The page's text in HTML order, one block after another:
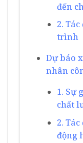
đến
2.
trình
Dự báo
nhân
1. Sự
chất
2.
động